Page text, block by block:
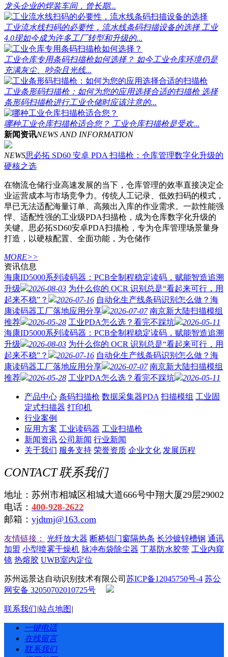
龙头企业的焊装车间，曾长期...
工业流水线扫码的必要性，流水线条码扫描设备的选择工业
4.0现如今成为许多工厂转型和升级的...
工业仓库专用条码扫描枪如何选择？ 如今工业仓库环境仍是
充满灰尘、吵杂且光线...
工业条形码扫描枪：如何为您的应用选择合适的扫描枪选择
条形码扫描枪进行工业仓储时应该注意的...
哪种工业仓库扫描枪适合您？ 工业仓库扫描枪是受欢...
新闻资讯NEWS AND INFORMATION
NEWS思必拓 SD60 安卓 PDA 扫描枪：仓库管理数字化升级的
硬核之选
在物流仓储行业高速发展的当下，仓库管理的效率直接决定企
业运营成本与市场竞争力。传统人工记录、低效扫码的模式，
早已无法适配海量订单、高频出入库的作业需求。一款性能强
悍、适配性强的工业级PDA扫描枪，成为仓库数字化升级的
关键。思必拓SD60安卓PDA扫描枪，专为仓库管理场景量身
打造，以硬核配置、全面功能，为仓储作
MORE>>
资讯信息
海康ID5000系列读码器：PCB全制程稳定读码，赋能智造追溯
升级
2026-08-03 为什么你的 OCR 识别总是“看起来可行，用
起来不稳”？
2026-07-16 自动化生产线条码识别怎么做？海
康读码器工厂落地应用分享
2026-07-07 南京新大陆扫描模组
推荐
2026-05-28 工业PDA怎么选？看完不踩坑
2026-05-11
海康ID5000系列读码器：PCB全制程稳定读码，赋能智造追溯
升级
2026-08-03 为什么你的 OCR 识别总是“看起来可行，用
起来不稳”？
2026-07-16 自动化生产线条码识别怎么做？海
康读码器工厂落地应用分享
2026-07-07 南京新大陆扫描模组
推荐
2026-05-28 工业PDA怎么选？看完不踩坑 2026-05-11
产品中心 条码扫描枪 数据采集器PDA 扫描模组 工业固
定式扫描器 打印机
行业案例
应用方案 工业读码器 工业扫描枪
新闻资讯 公司新闻 行业新闻
关于我们 服务支持 荣誉资质 企业文化 发展历程
CONTACT联系我们
地址：苏州市相城区相城大道666号中翔大厦29层29002
电话： 400-928-2622
邮箱： yjdtmj@163.com
友情链接： 光纤放大器 断桥铝门窗隔热条 长沙镀锌槽钢 通讯
加盟 小型喷雾干燥机 脉冲布袋除尘器 丁基防水胶带 工业内窥
镜 热熔胶 UWB室内定位
苏州远景达自动识别技术有限公司 苏ICP备12045750号-4 苏公
网安备 32050702010725号
联系我们|站点地图 |
一键电话
在线留言
联系我们